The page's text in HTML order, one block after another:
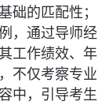
的匹配性；
，通过导师经
工作绩效、年
不仅考察专业
中，引导考生